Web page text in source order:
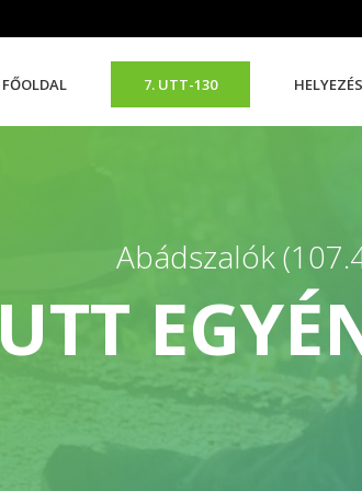
FŐOLDAL 7. UTT-130
Abádszalók
UTT